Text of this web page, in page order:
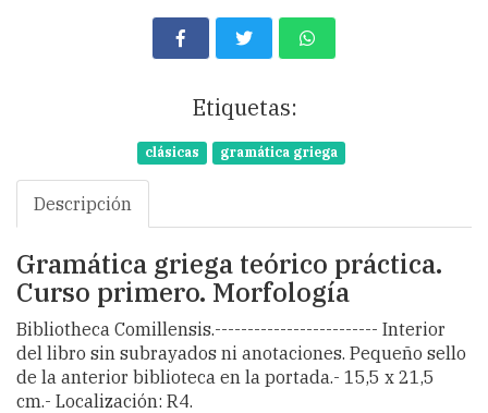
Etiquetas:
clásicas gramática griega
Descripción
Gramática griega teórico práctica.
Curso primero. Morfología
Bibliotheca Comillensis.------------------------- Interior
del libro sin subrayados ni anotaciones. Pequeño sello
de la anterior biblioteca en la portada.- 15,5 x 21,5
cm.- Localización: R4.